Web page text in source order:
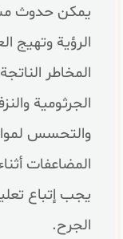
يمكن حدوث
الرؤية وتهيج
المخاطر
الجرثومية
والتحسس
المضاعفات
يجب إتباع
الجرح.